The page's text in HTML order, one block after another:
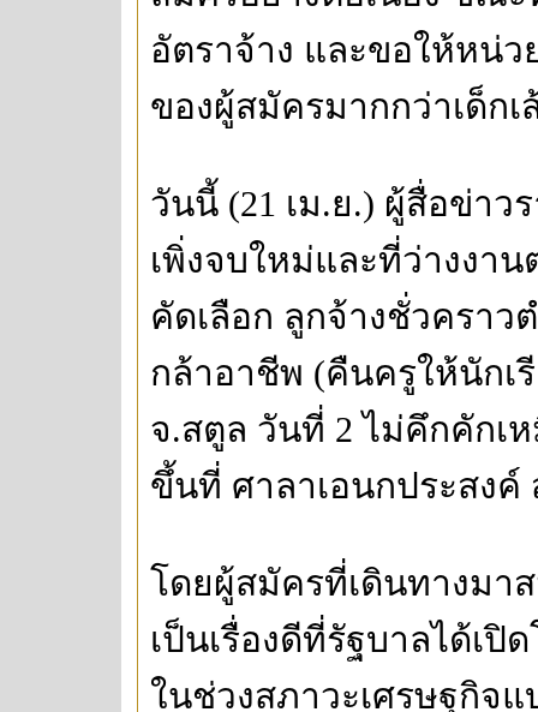
อัตราจ้าง และขอให้หน่
ของผู้สมัครมากกว่าเด็กเ
วันนี้ (21 เม.ย.) ผู้สื่อข่า
เพิ่งจบใหม่และที่ว่างงา
คัดเลือก ลูกจ้างชั่วคราว
กล้าอาชีพ (คืนครูให้นักเ
จ.สตูล วันที่ 2 ไม่คึกคักเ
ขึ้นที่ ศาลาเอนกประสง
โดยผู้สมัครที่เดินทางมา
เป็นเรื่องดีที่รัฐบาลได้เ
ในช่วงสภาวะเศรษฐกิจ